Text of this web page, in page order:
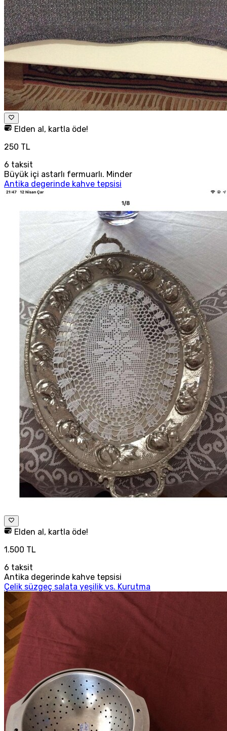
Elden al, kartla öde!
250 TL
6 taksit
Büyük içi astarlı fermuarlı. Minder
Antika degerinde kahve tepsisi
Elden al, kartla öde!
1.500 TL
6 taksit
Antika degerinde kahve tepsisi
Çelik süzgeç salata yeşilik vs. Kurutma